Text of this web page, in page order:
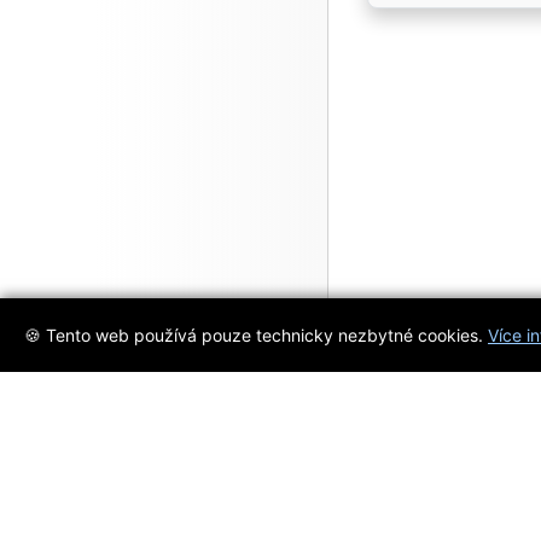
🍪 Tento web používá pouze technicky nezbytné cookies. Více